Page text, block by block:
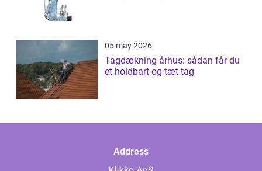
05 may 2026
Tagdækning århus: sådan får du
et holdbart og tæt tag
Address